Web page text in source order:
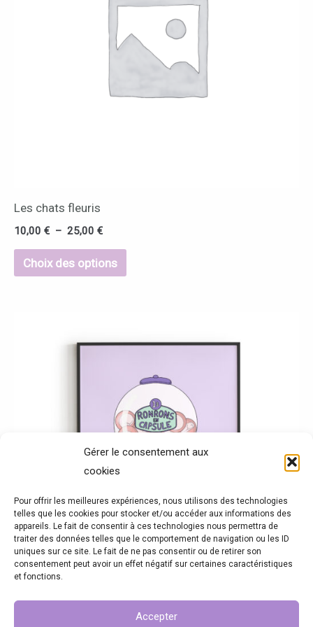
Gérer le consentement aux
cookies
Pour offrir les meilleures expériences, nous utilisons des technologies
telles que les cookies pour stocker et/ou accéder aux informations des
appareils. Le fait de consentir à ces technologies nous permettra de
traiter des données telles que le comportement de navigation ou les ID
uniques sur ce site. Le fait de ne pas consentir ou de retirer son
consentement peut avoir un effet négatif sur certaines caractéristiques
et fonctions.
Accepter
Les chats fleuris
10,00 € – 25,00 €
Choix des options
options
peuvent
prix :
25,00 €
produit
plusieurs
variations.
Les
options
être
choisies
sur
la
du